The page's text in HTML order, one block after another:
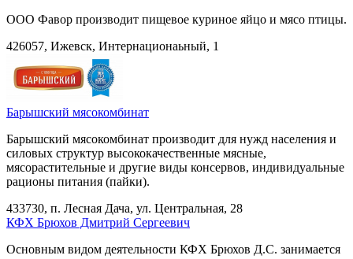
ООО Фавор производит пищевое куриное яйцо и мясо птицы.
426057, Ижевск, Интернационаьный, 1
Барышский мясокомбинат
Барышский мясокомбинат производит для нужд населения и
силовых структур высококачественные мясные,
мясорастительные и другие виды консервов, индивидуальные
рационы питания (пайки).
433730, п. Лесная Дача, ул. Центральная, 28
КФХ Брюхов Дмитрий Сергеевич
Основным видом деятельности КФХ Брюхов Д.С. занимается